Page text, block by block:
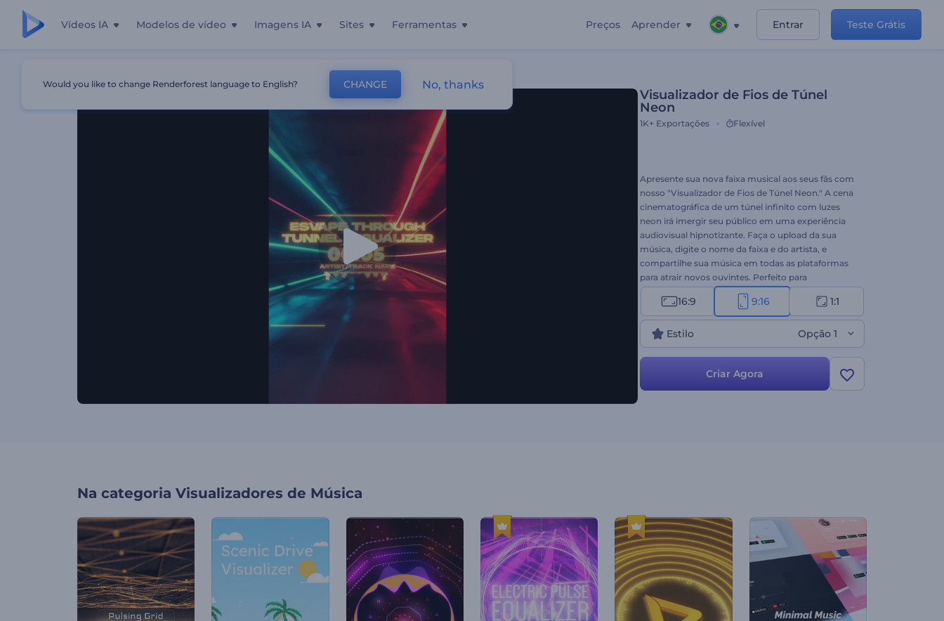
Vídeos IA Modelos de vídeo Imagens IA Sites Ferramentas Preços Aprender Entrar Teste Grátis
Visualizador de Fios de Túnel
Neon
1K+ Exportações Flexível
Apresente sua nova faixa musical aos seus fãs com
nosso "Visualizador de Fios de Túnel Neon." A cena
cinematográfica de um túnel infinito com luzes
neon irá imergir seu público em uma experiência
audiovisual hipnotizante. Faça o upload da sua
música, digite o nome da faixa e do artista, e
compartilhe sua música em todas as plataformas
para atrair novos ouvintes. Perfeito para
promoções de música techno, hip-hop, eletrônica
e energética. Crie agora e aumente sua base de fãs!
16:9 9:16 1:1
Estilo Opção 1
Criar Agora
Na categoria Visualizadores de Música
Would you like to change Renderforest language to English? CHANGE No, thanks